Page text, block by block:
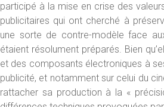
participé à la mise en crise des
publicitaires qui ont cherché à
une sorte de contre-modèle face
étaient résolument préparés. Bien
et des composants électroniques à
publicité, et notamment sur celui du
rattacher sa production à la «